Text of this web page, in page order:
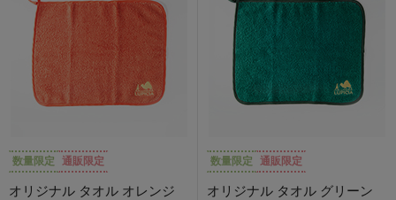
数量限定 通販限定
オリジナル タオル オレンジ
数量限定 通販限定
オリジナル タオル グリーン